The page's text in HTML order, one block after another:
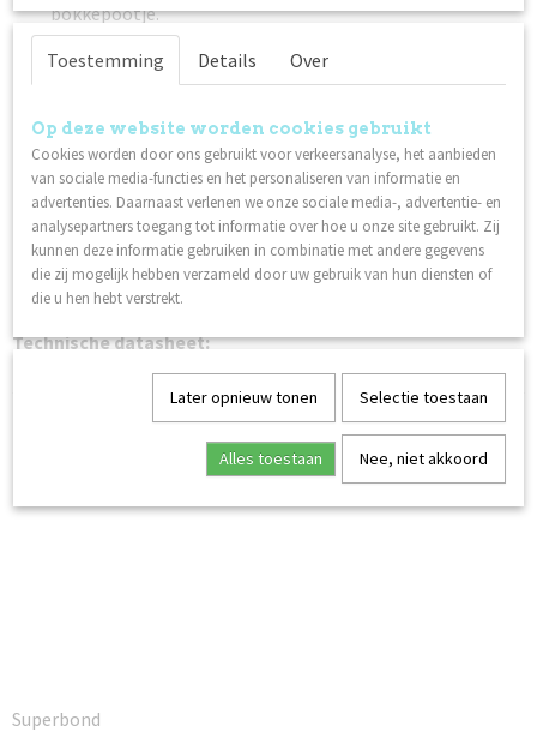
bokkepootje.
Maak de nagelplaat schoon met Scrub. Zorg ervoor dat je
de nagelplaat na deze stap niet aanraakt.
minuten drogen.
Breng een dunne laag Lilli Nails Nagellak naar keuze aan.
Laat 2 - 3 minuten drogen. Herhaal deze stap nog een
keer voor het beste resultaat.
Werk af met een dunne laag Nagellak Top Coat. Laat 1
minuut drogen. Een extra laag topcoat zorgt voor een
betere houdbaarheid.
Technische datasheet:
Superbond
Toestemming Details Over
Op deze website worden cookies gebruikt
Cookies worden door ons gebruikt voor verkeersanalyse, het aanbieden
van sociale media-functies en het personaliseren van informatie en
advertenties. Daarnaast verlenen we onze sociale media-, advertentie- en
analysepartners toegang tot informatie over hoe u onze site gebruikt. Zij
kunnen deze informatie gebruiken in combinatie met andere gegevens
die zij mogelijk hebben verzameld door uw gebruik van hun diensten of
die u hen hebt verstrekt.
Later opnieuw tonen Selectie toestaan
Alles toestaan Nee, niet akkoord